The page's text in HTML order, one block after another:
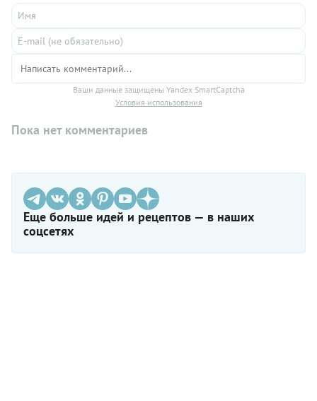
Ваши данные защищены Yandex SmartCaptcha
Условия использования
Пока нет комментариев
Еще больше идей и рецептов — в наших
соцсетях